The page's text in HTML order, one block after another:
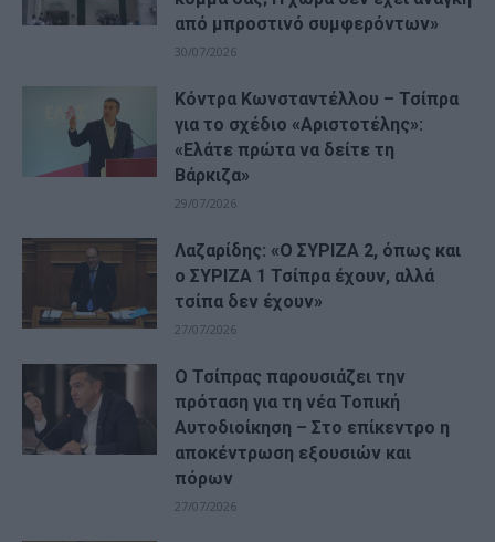
από μπροστινό συμφερόντων»
30/07/2026
Κόντρα Κωνσταντέλλου – Τσίπρα
για το σχέδιο «Αριστοτέλης»:
«Ελάτε πρώτα να δείτε τη
Βάρκιζα»
29/07/2026
Λαζαρίδης: «Ο ΣΥΡΙΖΑ 2, όπως και
ο ΣΥΡΙΖΑ 1 Τσίπρα έχουν, αλλά
τσίπα δεν έχουν»
27/07/2026
Ο Τσίπρας παρουσιάζει την
πρόταση για τη νέα Τοπική
Αυτοδιοίκηση – Στο επίκεντρο η
αποκέντρωση εξουσιών και
πόρων
27/07/2026